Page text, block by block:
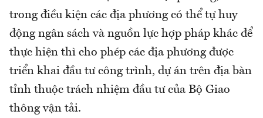
trong điều kiện các địa phương có thể tự huy
động ngân sách và nguồn lực hợp pháp khác để
thực hiện thì cho phép các địa phương được
triển khai đầu tư công trình, dự án trên địa bàn
tỉnh thuộc trách nhiệm đầu tư của Bộ Giao
thông vận tải.